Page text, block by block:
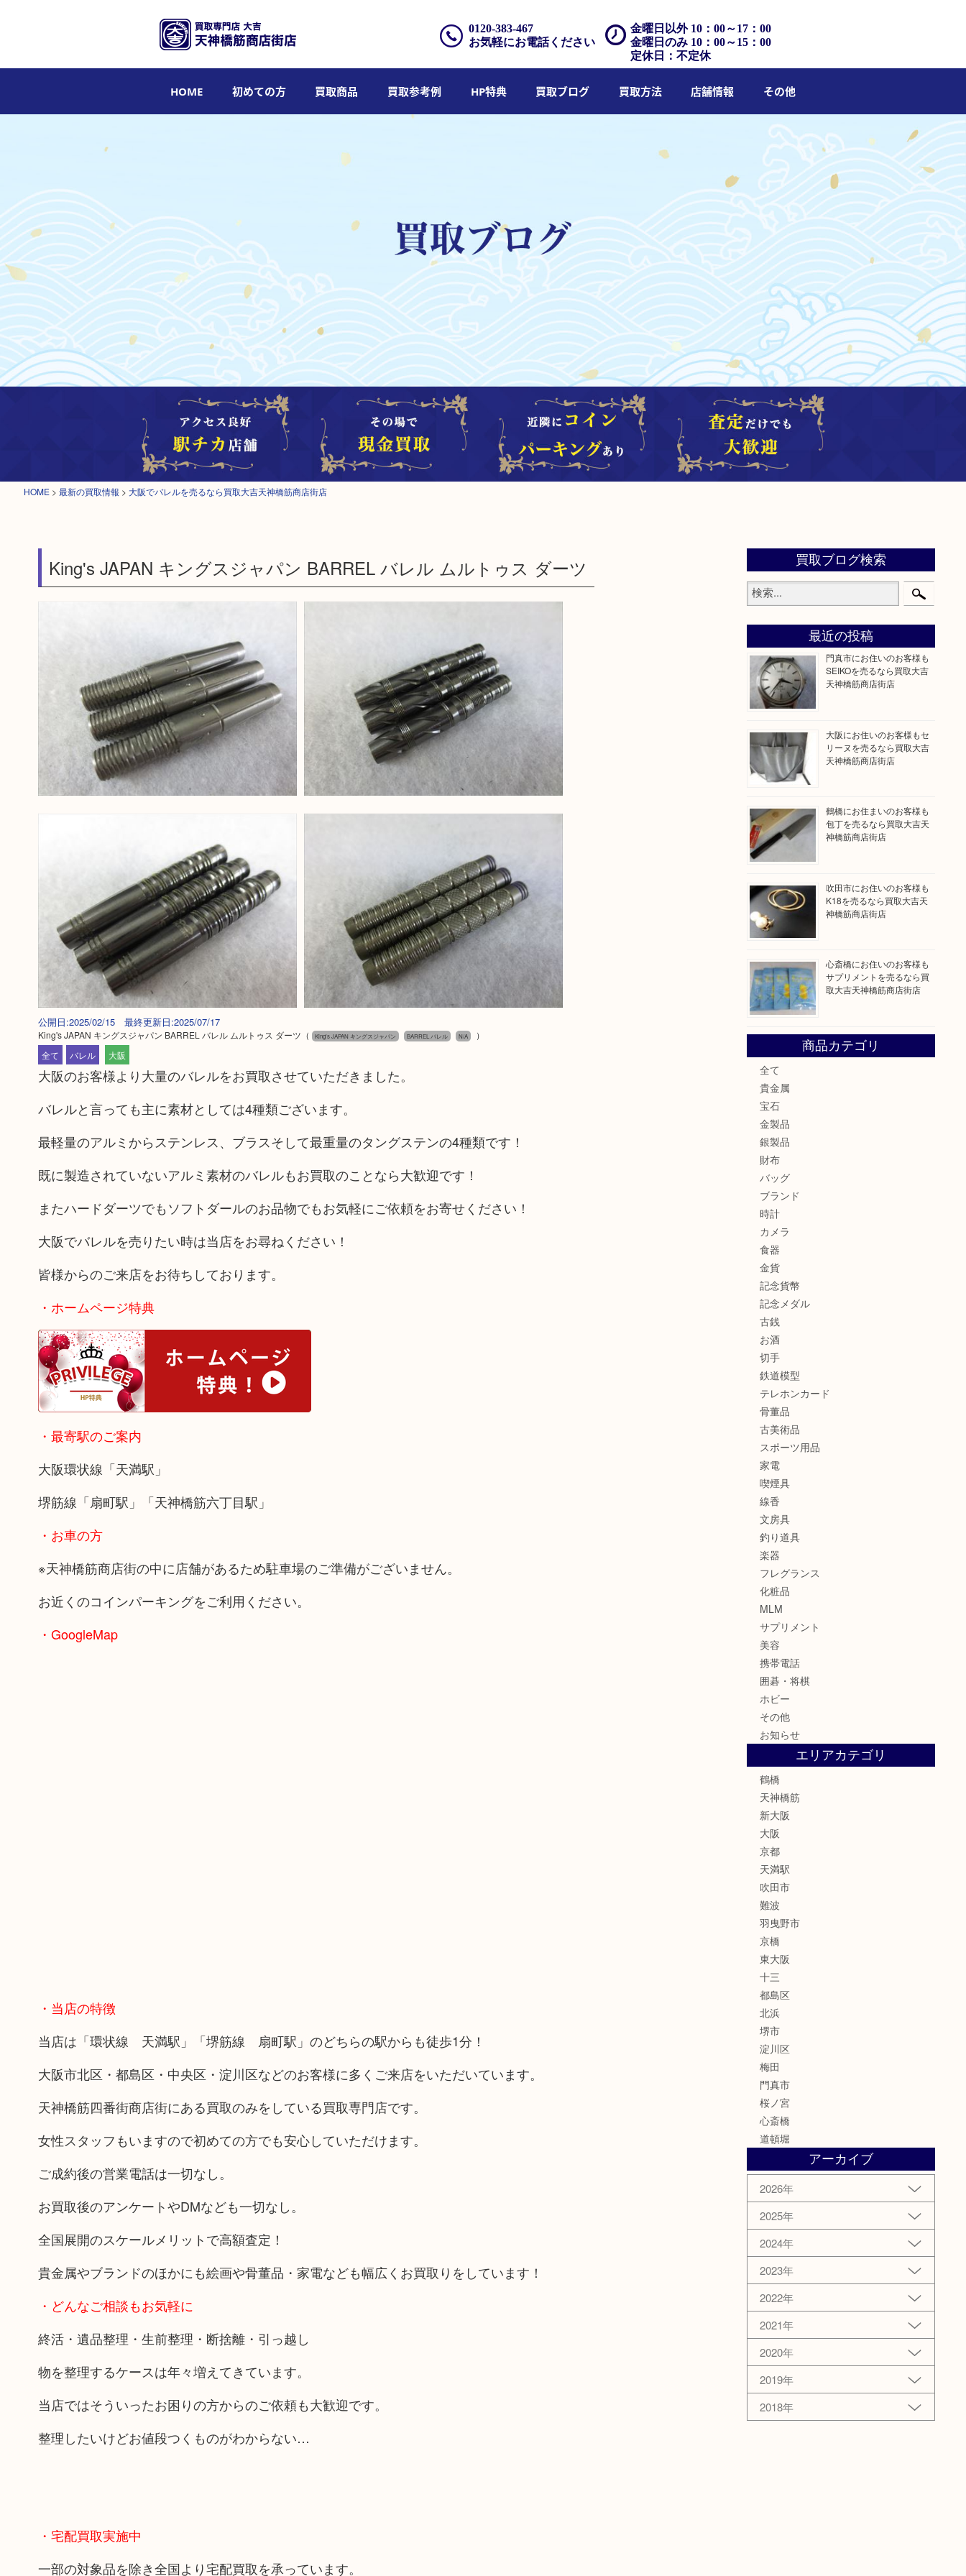
金曜日以外 10：00～17：00
金曜日のみ 10：00～15：00
定休日：不定休
0120-383-467
お気軽にお電話ください
HOME 初めての方 買取商品 買取参考例 HP特典 買取ブログ 買取方法 店舗情報 その他
HOME > 最新の買取情報 > 大阪でバレルを売るなら買取大吉天神橋筋商店街店
King's JAPAN キングスジャパン BARREL バレル ムルトゥス ダーツ
公開日:2025/02/15 最終更新日:2025/07/17
King's JAPAN キングスジャパン BARREL バレル ムルトゥス ダーツ （ King's JAPAN キングスジャパン BARREL バレル N/A
）
全て
バレル 大阪
大阪のお客様より大量のバレルをお買取させていただきました。
バレルと言っても主に素材としては4種類ございます。
最軽量のアルミからステンレス、ブラスそして最重量のタングステンの4種類です！
既に製造されていないアルミ素材のバレルもお買取のことなら大歓迎です！
またハードダーツでもソフトダールのお品物でもお気軽にご依頼をお寄せください！
大阪でバレルを売りたい時は当店をお尋ねください！
皆様からのご来店をお待ちしております。
・ホームページ特典
・最寄駅のご案内
大阪環状線「天満駅」
堺筋線「扇町駅」「天神橋筋六丁目駅」
・お車の方
※天神橋筋商店街の中に店舗があるため駐車場のご準備がございません。
お近くのコインパーキングをご利用ください。
・GoogleMap
・当店の特徴
当店は「環状線 天満駅」「堺筋線 扇町駅」のどちらの駅からも徒歩1分！
大阪市北区・都島区・中央区・淀川区などのお客様に多くご来店をいただいています。
天神橋筋四番街商店街にある買取のみをしている買取専門店です。
女性スタッフもいますので初めての方でも安心していただけます。
ご成約後の営業電話は一切なし。
お買取後のアンケートやDMなども一切なし。
全国展開のスケールメリットで高額査定！
貴金属やブランドのほかにも絵画や骨董品・家電なども幅広くお買取りをしています！
・どんなご相談もお気軽に
終活・遺品整理・生前整理・断捨離・引っ越し
物を整理するケースは年々増えてきています。
当店ではそういったお困りの方からのご依頼も大歓迎です。
整理したいけどお値段つくものがわからない…
・宅配買取実施中
一部の対象品を除き全国より宅配買取を承っています。
買取ブログ検索
最近の投稿
門真市にお住いのお客様も
SEIKOを売るなら買取大吉
天神橋筋商店街店
大阪にお住いのお客様もセ
リーヌを売るなら買取大吉
天神橋筋商店街店
鶴橋にお住まいのお客様も
包丁を売るなら買取大吉天
神橋筋商店街店
吹田市にお住いのお客様も
K18を売るなら買取大吉天
神橋筋商店街店
心斎橋にお住いのお客様も
サプリメントを売るなら買
取大吉天神橋筋商店街店
商品カテゴリ
全て
貴金属
宝石
金製品
銀製品
財布
バッグ
ブランド
時計
カメラ
食器
金貨
記念貨幣
記念メダル
古銭
お酒
切手
鉄道模型
テレホンカード
骨董品
古美術品
スポーツ用品
家電
喫煙具
線香
文房具
釣り道具
楽器
フレグランス
化粧品
MLM
サプリメント
美容
携帯電話
囲碁・将棋
ホビー
その他
お知らせ
エリアカテゴリ
鶴橋
天神橋筋
新大阪
大阪
京都
天満駅
吹田市
難波
羽曳野市
京橋
東大阪
十三
都島区
北浜
堺市
淀川区
梅田
門真市
桜ノ宮
心斎橋
道頓堀
アーカイブ
2026年
2025年
2024年
2023年
2022年
2021年
2020年
2019年
2018年